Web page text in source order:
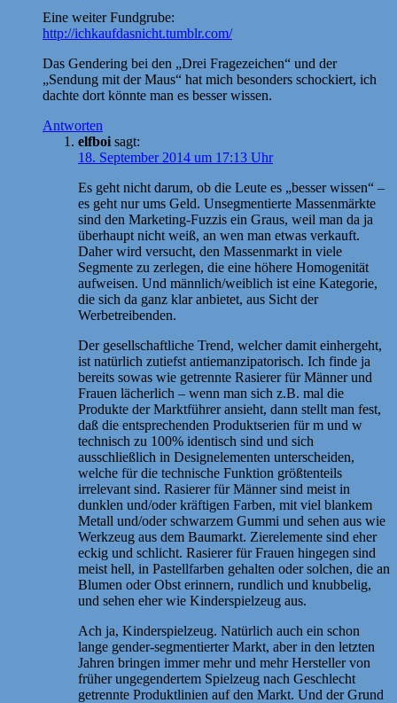
Eine weiter Fundgrube:
http://ichkaufdasnicht.tumblr.com/
Das Gendering bei den „Drei Fragezeichen“ und der
„Sendung mit der Maus“ hat mich besonders schockiert, ich
dachte dort könnte man es besser wissen.
Antworten
elfboi sagt:
18. September 2014 um 17:13 Uhr
Es geht nicht darum, ob die Leute es „besser wissen“ –
es geht nur ums Geld. Unsegmentierte Massenmärkte
sind den Marketing-Fuzzis ein Graus, weil man da ja
überhaupt nicht weiß, an wen man etwas verkauft.
Daher wird versucht, den Massenmarkt in viele
Segmente zu zerlegen, die eine höhere Homogenität
aufweisen. Und männlich/weiblich ist eine Kategorie,
die sich da ganz klar anbietet, aus Sicht der
Werbetreibenden.
Der gesellschaftliche Trend, welcher damit einhergeht,
ist natürlich zutiefst antiemanzipatorisch. Ich finde ja
bereits sowas wie getrennte Rasierer für Männer und
Frauen lächerlich – wenn man sich z.B. mal die
Produkte der Marktführer ansieht, dann stellt man fest,
daß die entsprechenden Produktserien für m und w
technisch zu 100% identisch sind und sich
ausschließlich in Designelementen unterscheiden,
welche für die technische Funktion größtenteils
irrelevant sind. Rasierer für Männer sind meist in
dunklen und/oder kräftigen Farben, mit viel blankem
Metall und/oder schwarzem Gummi und sehen aus wie
Werkzeug aus dem Baumarkt. Zierelemente sind eher
eckig und schlicht. Rasierer für Frauen hingegen sind
meist hell, in Pastellfarben gehalten oder solchen, die an
Blumen oder Obst erinnern, rundlich und knubbelig,
und sehen eher wie Kinderspielzeug aus.
Ach ja, Kinderspielzeug. Natürlich auch ein schon
lange gender-segmentierter Markt, aber in den letzten
Jahren bringen immer mehr und mehr Hersteller von
früher ungegendertem Spielzeug nach Geschlecht
getrennte Produktlinien auf den Markt. Und der Grund